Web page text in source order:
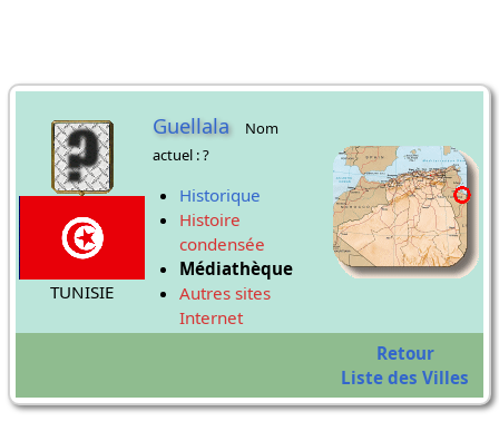
TUNISIE
Guellala
Nom
actuel : ?
Historique
Histoire
condensée
Médiathèque
Autres sites
Internet
Retour
Liste des Villes